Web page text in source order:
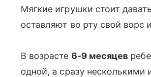
Мягкие игрушки стоит
оставляют во рту свой ворс
В возрасте 6-9 месяцев
одной, а сразу несколькими